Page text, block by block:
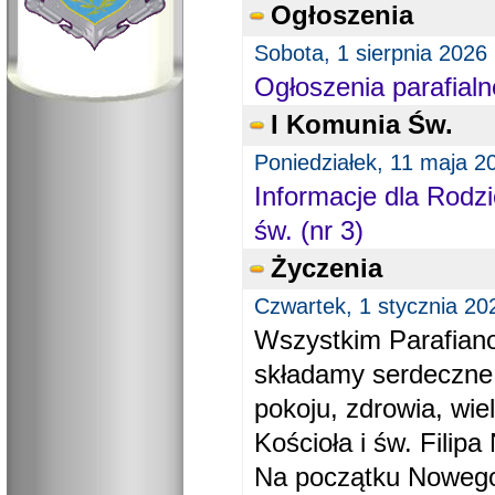
Ogłoszenia
Sobota, 1 sierpnia 2026
Ogłoszenia
I Komunia Św.
Poniedziałek, 11 maja
Informacje dla
św. (nr 3)
Życzenia
Czwartek, 1 stycznia
Wszystkim
składamy
pokoju, zdrowia,
Kościoła i św. Filipa
Na początku